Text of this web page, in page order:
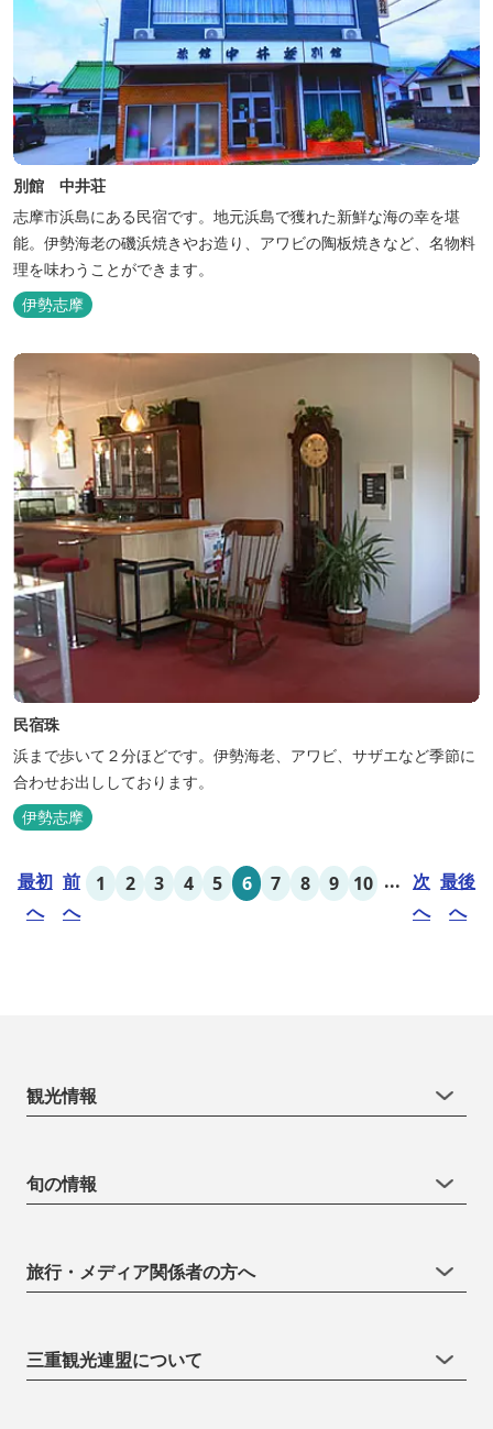
別館 中井荘
志摩市浜島にある民宿です。地元浜島で獲れた新鮮な海の幸を堪
能。伊勢海老の磯浜焼きやお造り、アワビの陶板焼きなど、名物料
理を味わうことができます。
伊勢志摩
民宿珠
浜まで歩いて２分ほどです。伊勢海老、アワビ、サザエなど季節に
合わせお出ししております。
伊勢志摩
最初
へ
前
へ
1 2 3 4 5 6 7 8 9 10 ... 次
へ
最後
へ
観光情報
旬の情報
旅行・メディア関係者の方へ
三重観光連盟について